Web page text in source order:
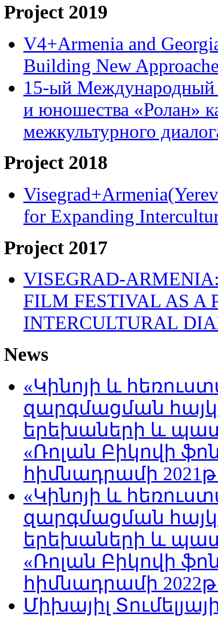
Project 2019
V4+Armenia and
Building New
15-ый Международный
и юношества «Ролан»
межкультурного
Project 2018
for Expanding
Project 2017
VISEGRAD-
FILM FESTIVAL AS A
INTERCULTURAL
News
«Կինոյի և
զարգմացման
երեխաների և
«Ռոլան Բիկովի
հիմնադրամի
«Կինոյի և
զարգմացման
երեխաների և
«Ռոլան Բիկովի
հիմնադրամի
Միխայիլ